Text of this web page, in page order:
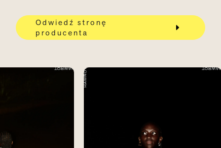
Odwiedź stronę
producenta